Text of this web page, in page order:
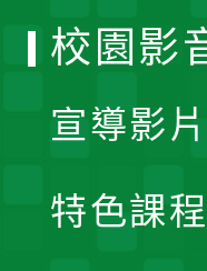
校園影
宣導影片
特色課程